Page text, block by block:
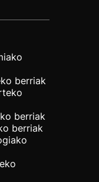
berriak
berriak
berriak